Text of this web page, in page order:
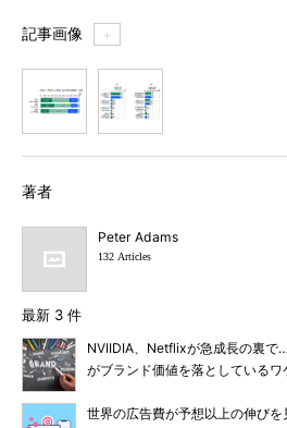
記事画像 ＋
著者
Peter Adams
132 Articles
最新 3 件
NVIIDIA、Netflixが急成長の裏で
がブランド価値を落としているワ
世界の広告費が予想以上の伸びを